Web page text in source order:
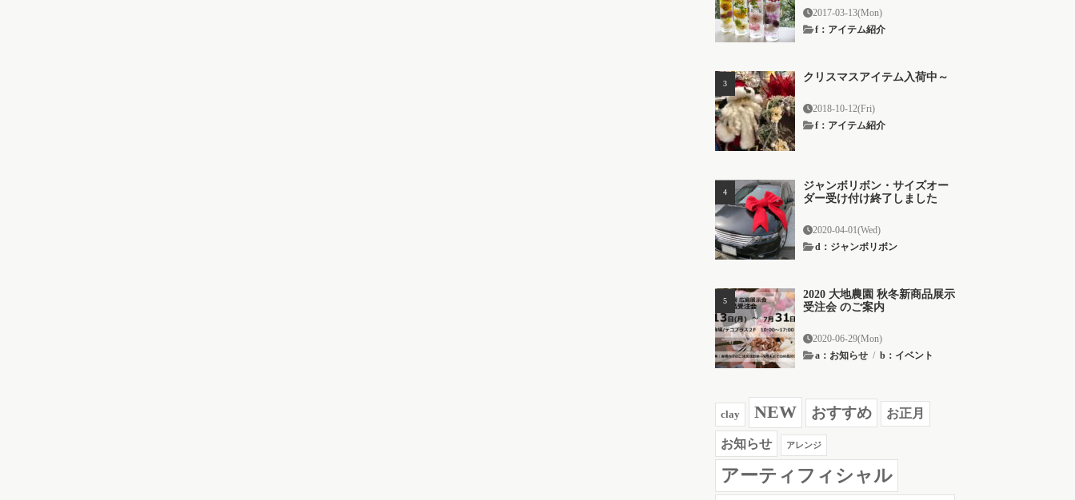
2017-03-13(Mon)
f：アイテム紹介
クリスマスアイテム入荷中～
2018-10-12(Fri)
f：アイテム紹介
ジャンボリボン・サイズオー
ダー受け付け終了しました
2020-04-01(Wed)
d：ジャンボリボン
2020 大地農園 秋冬新商品展示
受注会 のご案内
2020-06-29(Mon)
a：お知らせ / b：イベント
clay NEW おすすめ お正月
お知らせ アレンジ
アーティフィシャル